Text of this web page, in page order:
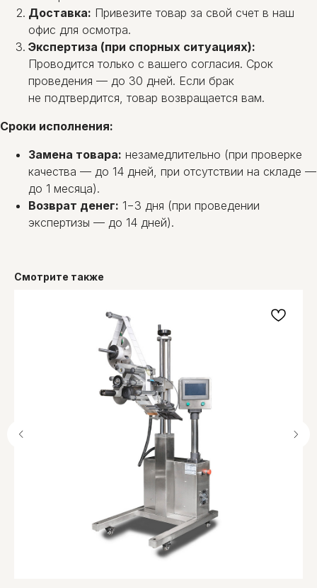
Доставка: Привезите товар за свой счет в наш
офис для осмотра.
Экспертиза (при спорных ситуациях):
Проводится только с вашего согласия. Срок
проведения — до 30 дней. Если брак
не подтвердится, товар возвращается вам.
Сроки исполнения:
Замена товара: незамедлительно (при проверке
качества — до 14 дней, при отсутствии на складе —
до 1 месяца).
Возврат денег: 1−3 дня (при проведении
экспертизы — до 14 дней).
Смотрите также